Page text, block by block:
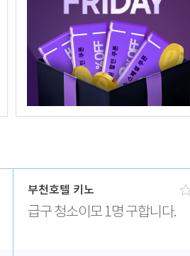
부천호텔 키노
급구 청소이모 1명 구합니다.